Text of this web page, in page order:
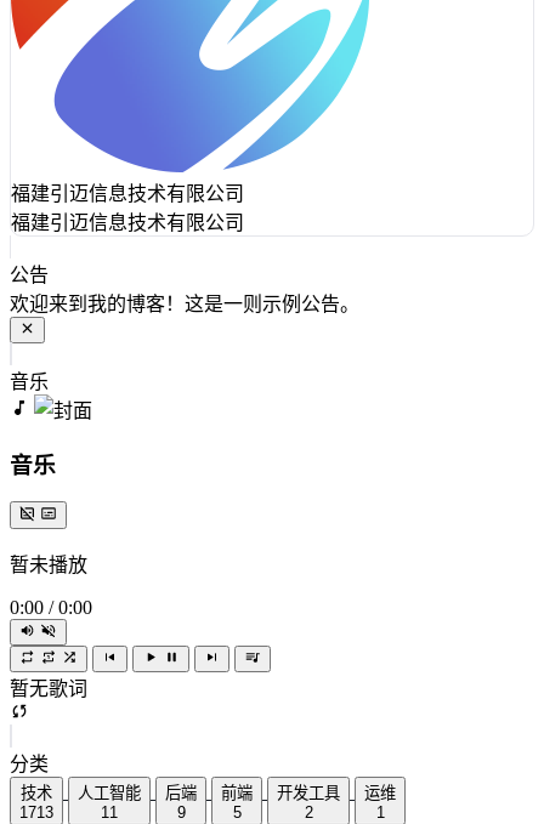
福建引迈信息技术有限公司
福建引迈信息技术有限公司
公告
欢迎来到我的博客！这是一则示例公告。
音乐
音乐
暂未播放
0:00 / 0:00
暂无歌词
分类
技术
1713
人工智能
11
后端
9
前端
5
开发工具
2
运维
1